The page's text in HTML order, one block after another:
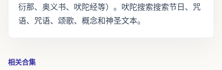
衍那、奥义书、吠陀经等）。吠陀搜索搜索节日、咒
语、咒语、颂歌、概念和神圣文本。
相关合集